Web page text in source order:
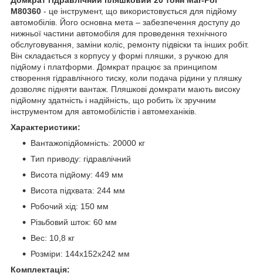
M80360 - це інструмент, що використовується для підйому
автомобілів. Його основна мета – забезпечення доступу до
нижньої частини автомобіля для проведення технічного
обслуговування, заміни коліс, ремонту підвіски та інших робіт.
Він складається з корпусу у формі пляшки, з ручкою для
підйому і платформи. Домкрат працює за принципом
створення гідравлічного тиску, коли подача рідини у пляшку
дозволяє підняти вантаж. Пляшкові домкрати мають високу
підйомну здатність і надійність, що робить їх зручним
інструментом для автомобілістів і автомеханіків.
Характеристики:
Вантажопідйомність: 20000 кг
Тип приводу: гідравлічний
Висота підйому: 449 мм
Висота підxвата: 244 мм
Робочий хід: 150 мм
Різьбовий шток: 60 мм
Bec: 10,8 кг
Розміри: 144x152x242 мм
Комплектація: